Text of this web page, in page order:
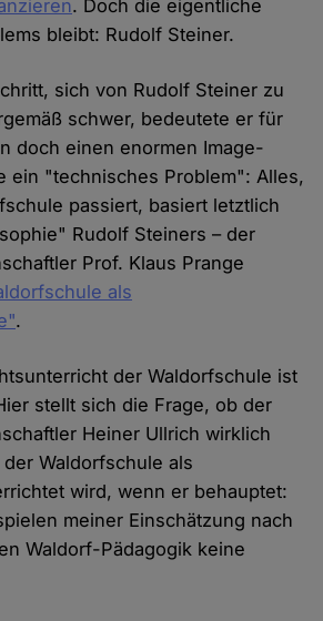
. Doch die eigentliche
bleibt: Rudolf Steiner.
sich von Rudolf Steiner zu
schwer, bedeutete er für
doch einen enormen Image-
ein "technisches Problem": Alles,
passiert, basiert letztlich
Rudolf Steiners – der
Prof. Klaus Prange
als
.
der Waldorfschule ist
stellt sich die Frage, ob der
Heiner Ullrich wirklich
Waldorfschule als
wird, wenn er behauptet:
meiner Einschätzung nach
Waldorf-Pädagogik keine